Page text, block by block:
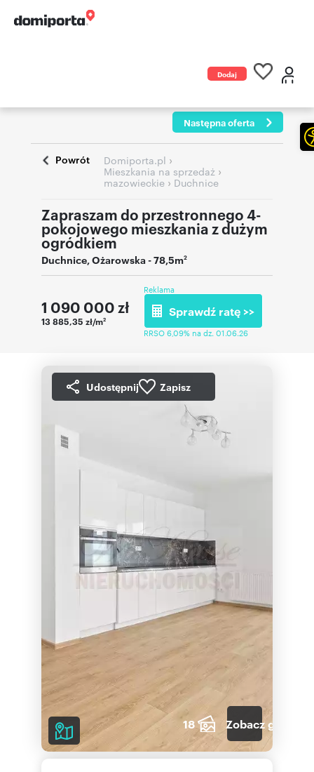
Dodaj
Następna oferta
Powrót Domiporta.pl ›
Mieszkania na sprzedaż ›
mazowieckie › Duchnice
Zapraszam do przestronnego 4-
pokojowego mieszkania z dużym
ogródkiem
Duchnice,Ożarowska- 78,5m2
1 090 000 zł
13 885,35 zł/m2
Reklama
Sprawdź ratę >>
RRSO 6,09% na dz. 01.06.26
Udostępnij Zapisz
18 Zobacz galerię